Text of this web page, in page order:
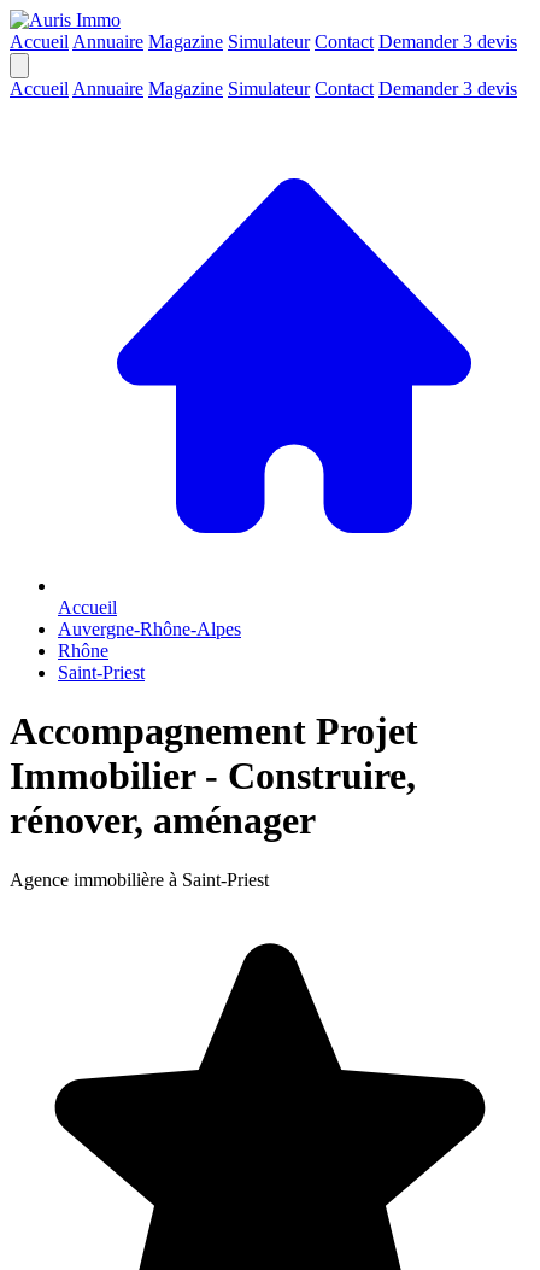
Accueil Annuaire Magazine Simulateur Contact Demander 3 devis
Accueil Annuaire Magazine Simulateur Contact Demander 3 devis
Accueil
Auvergne-Rhône-Alpes
Rhône
Saint-Priest
Accompagnement Projet
Immobilier - Construire,
rénover, aménager
Agence immobilière à Saint-Priest